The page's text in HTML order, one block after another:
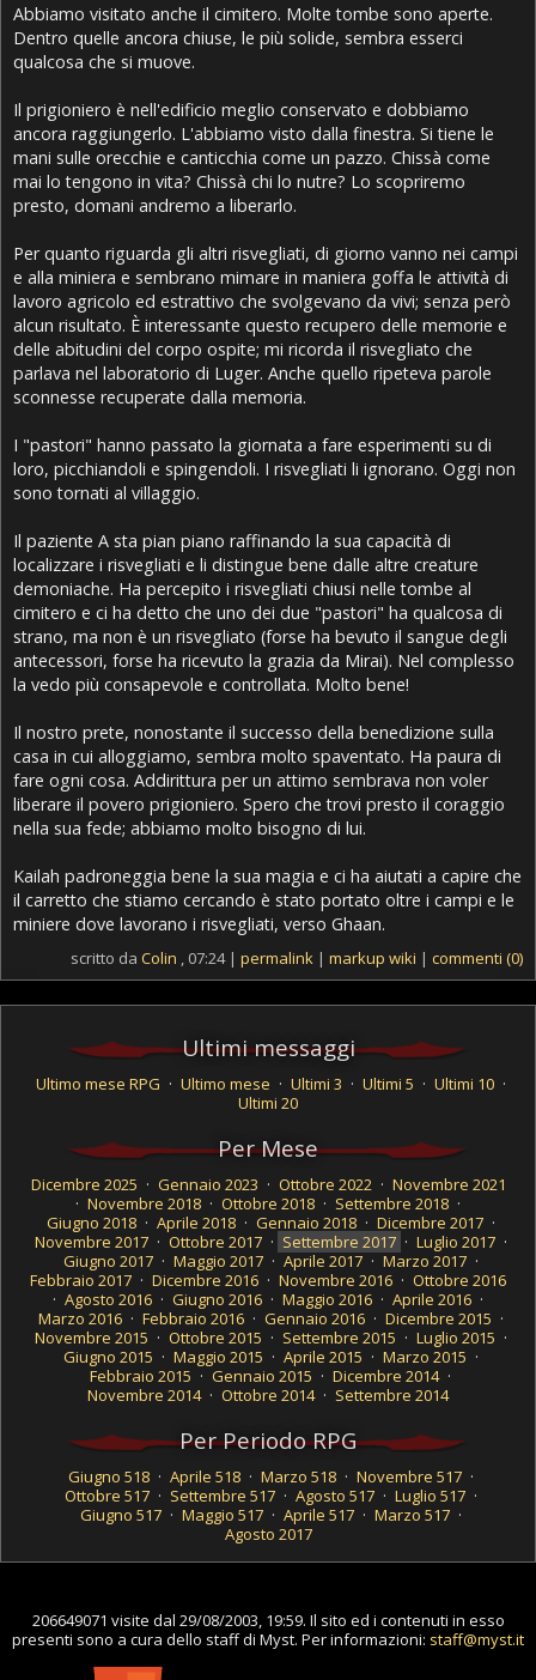
Abbiamo visitato anche il cimitero. Molte tombe sono aperte.
Dentro quelle ancora chiuse, le più solide, sembra esserci
qualcosa che si muove.
Il prigioniero è nell'edificio meglio conservato e dobbiamo
ancora raggiungerlo. L'abbiamo visto dalla finestra. Si tiene le
mani sulle orecchie e canticchia come un pazzo. Chissà come
mai lo tengono in vita? Chissà chi lo nutre? Lo scopriremo
presto, domani andremo a liberarlo.
Per quanto riguarda gli altri risvegliati, di giorno vanno nei campi
e alla miniera e sembrano mimare in maniera goffa le attività di
lavoro agricolo ed estrattivo che svolgevano da vivi; senza però
alcun risultato. È interessante questo recupero delle memorie e
delle abitudini del corpo ospite; mi ricorda il risvegliato che
parlava nel laboratorio di Luger. Anche quello ripeteva parole
sconnesse recuperate dalla memoria.
I "pastori" hanno passato la giornata a fare esperimenti su di
loro, picchiandoli e spingendoli. I risvegliati li ignorano. Oggi non
sono tornati al villaggio.
Il paziente A sta pian piano raffinando la sua capacità di
localizzare i risvegliati e li distingue bene dalle altre creature
demoniache. Ha percepito i risvegliati chiusi nelle tombe al
cimitero e ci ha detto che uno dei due "pastori" ha qualcosa di
strano, ma non è un risvegliato (forse ha bevuto il sangue degli
antecessori, forse ha ricevuto la grazia da Mirai). Nel complesso
la vedo più consapevole e controllata. Molto bene!
Il nostro prete, nonostante il successo della benedizione sulla
casa in cui alloggiamo, sembra molto spaventato. Ha paura di
fare ogni cosa. Addirittura per un attimo sembrava non voler
liberare il povero prigioniero. Spero che trovi presto il coraggio
nella sua fede; abbiamo molto bisogno di lui.
Kailah padroneggia bene la sua magia e ci ha aiutati a capire che
il carretto che stiamo cercando è stato portato oltre i campi e le
miniere dove lavorano i risvegliati, verso Ghaan.
scritto da Colin , 07:24 | permalink | markup wiki | commenti (0)
Ultimi messaggi
Ultimo mese RPG · Ultimo mese · Ultimi 3 · Ultimi 5 · Ultimi 10 ·
Ultimi 20
Per Mese
Dicembre 2025 · Gennaio 2023 · Ottobre 2022 · Novembre 2021
· Novembre 2018 · Ottobre 2018 · Settembre 2018 ·
Giugno 2018 · Aprile 2018 · Gennaio 2018 · Dicembre 2017 ·
Novembre 2017 · Ottobre 2017 · Settembre 2017 · Luglio 2017 ·
Giugno 2017 · Maggio 2017 · Aprile 2017 · Marzo 2017 ·
Febbraio 2017 · Dicembre 2016 · Novembre 2016 · Ottobre 2016
· Agosto 2016 · Giugno 2016 · Maggio 2016 · Aprile 2016 ·
Marzo 2016 · Febbraio 2016 · Gennaio 2016 · Dicembre 2015 ·
Novembre 2015 · Ottobre 2015 · Settembre 2015 · Luglio 2015 ·
Giugno 2015 · Maggio 2015 · Aprile 2015 · Marzo 2015 ·
Febbraio 2015 · Gennaio 2015 · Dicembre 2014 ·
Novembre 2014 · Ottobre 2014 · Settembre 2014
Per Periodo RPG
Giugno 518 · Aprile 518 · Marzo 518 · Novembre 517 ·
Ottobre 517 · Settembre 517 · Agosto 517 · Luglio 517 ·
Giugno 517 · Maggio 517 · Aprile 517 · Marzo 517 ·
Agosto 2017
206649071 visite dal 29/08/2003, 19:59. Il sito ed i contenuti in esso
presenti sono a cura dello staff di Myst. Per informazioni: staff@myst.it